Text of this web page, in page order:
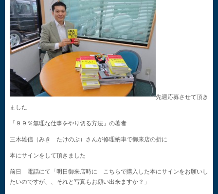
先週応募させて頂き
ました
「９９％無理な仕事をやり切る方法」の著者
三木雄信（みき たけのぶ）さんが修理納車で御来店の折に
本にサインをして頂きました
前日 電話にて「明日御来店時に こちらで購入した本にサインをお願いし
たいのですが、、それと写真もお願い出来ますか？」